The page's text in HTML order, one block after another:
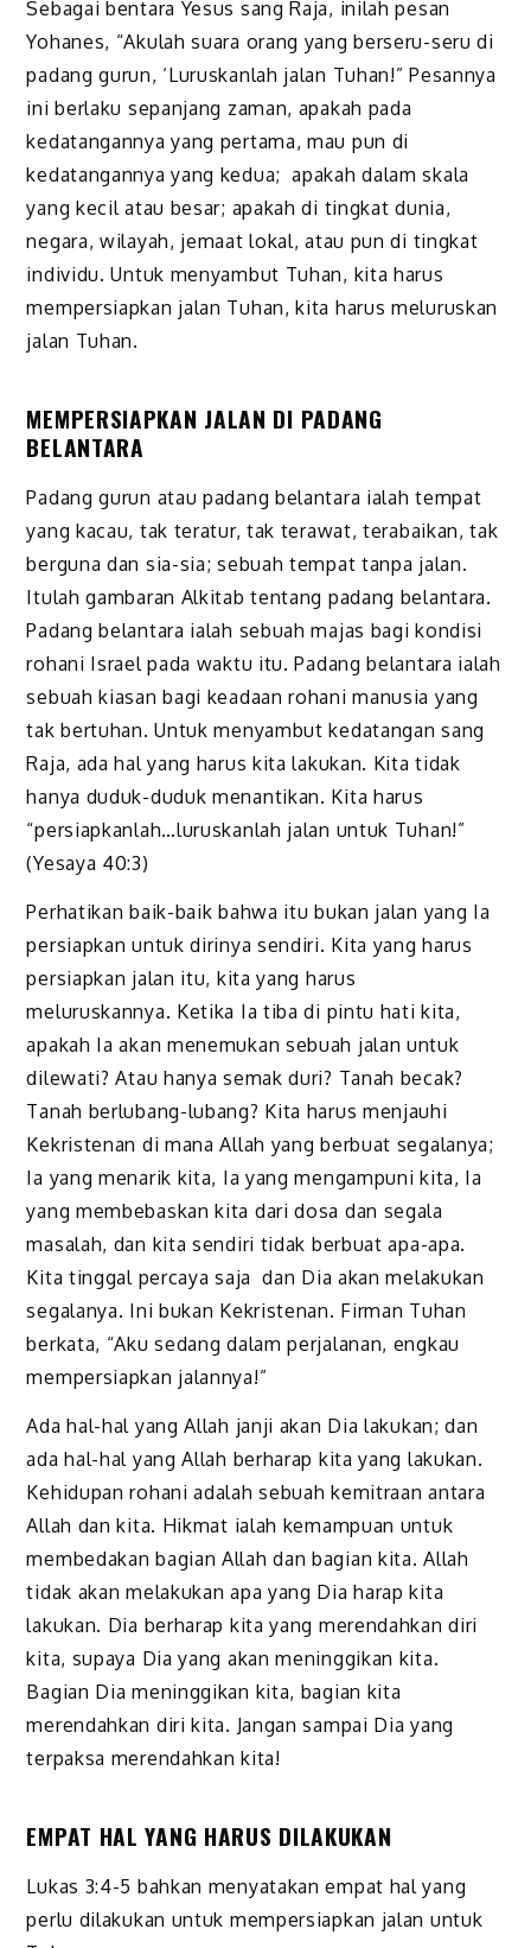
Sebagai bentara Yesus sang Raja, inilah pesan
Yohanes, “Akulah suara orang yang berseru-seru di
padang gurun, ‘Luruskanlah jalan Tuhan!” Pesannya
ini berlaku sepanjang zaman, apakah pada
kedatangannya yang pertama, mau pun di
kedatangannya yang kedua; apakah dalam skala
yang kecil atau besar; apakah di tingkat dunia,
negara, wilayah, jemaat lokal, atau pun di tingkat
individu. Untuk menyambut Tuhan, kita harus
mempersiapkan jalan Tuhan, kita harus meluruskan
jalan Tuhan.
MEMPERSIAPKAN JALAN DI PADANG
BELANTARA
Padang gurun atau padang belantara ialah tempat
yang kacau, tak teratur, tak terawat, terabaikan, tak
berguna dan sia-sia; sebuah tempat tanpa jalan.
Itulah gambaran Alkitab tentang padang belantara.
Padang belantara ialah sebuah majas bagi kondisi
rohani Israel pada waktu itu. Padang belantara ialah
sebuah kiasan bagi keadaan rohani manusia yang
tak bertuhan. Untuk menyambut kedatangan sang
Raja, ada hal yang harus kita lakukan. Kita tidak
hanya duduk-duduk menantikan. Kita harus
“persiapkanlah…luruskanlah jalan untuk Tuhan!”
(Yesaya 40:3)
Perhatikan baik-baik bahwa itu bukan jalan yang Ia
persiapkan untuk dirinya sendiri. Kita yang harus
persiapkan jalan itu, kita yang harus
meluruskannya. Ketika Ia tiba di pintu hati kita,
apakah Ia akan menemukan sebuah jalan untuk
dilewati? Atau hanya semak duri? Tanah becak?
Tanah berlubang-lubang? Kita harus menjauhi
Kekristenan di mana Allah yang berbuat segalanya;
Ia yang menarik kita, Ia yang mengampuni kita, Ia
yang membebaskan kita dari dosa dan segala
masalah, dan kita sendiri tidak berbuat apa-apa.
Kita tinggal percaya saja dan Dia akan melakukan
segalanya. Ini bukan Kekristenan. Firman Tuhan
berkata, “Aku sedang dalam perjalanan, engkau
mempersiapkan jalannya!”
Ada hal-hal yang Allah janji akan Dia lakukan; dan
ada hal-hal yang Allah berharap kita yang lakukan.
Kehidupan rohani adalah sebuah kemitraan antara
Allah dan kita. Hikmat ialah kemampuan untuk
membedakan bagian Allah dan bagian kita. Allah
tidak akan melakukan apa yang Dia harap kita
lakukan. Dia berharap kita yang merendahkan diri
kita, supaya Dia yang akan meninggikan kita.
Bagian Dia meninggikan kita, bagian kita
merendahkan diri kita. Jangan sampai Dia yang
terpaksa merendahkan kita!
EMPAT HAL YANG HARUS DILAKUKAN
Lukas 3:4-5 bahkan menyatakan empat hal yang
perlu dilakukan untuk mempersiapkan jalan untuk